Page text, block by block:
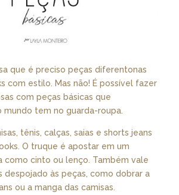
que é preciso peças diferentonas
com estilo. Mas não! É possível fazer
com peças básicas que
tem no guarda-roupa.
tênis, calças, saias e shorts jeans
O truque é apostar em um
como cinto ou lenço. Também vale
despojado às peças, como dobrar a
ou a manga das camisas.